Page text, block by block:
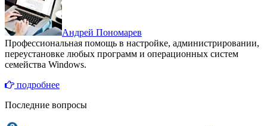
Андрей Пономарев
Профессиональная помощь в настройке, администрировании,
переустановке любых программ и операционных систем
семейства Windows.
подробнее
Последние вопросы